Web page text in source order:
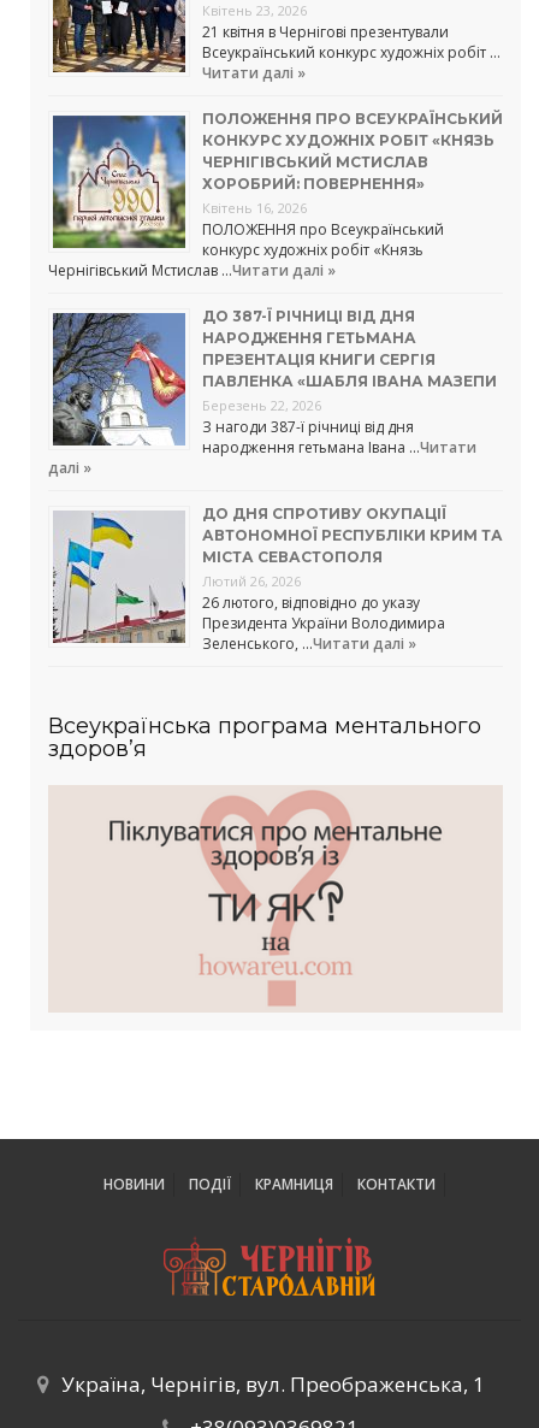
Квітень 23, 2026
21 квітня в Чернігові презентували
Всеукраїнський конкурс художніх робіт …
Читати далі »
ПОЛОЖЕННЯ ПРО ВСЕУКРАЇНСЬКИЙ
КОНКУРС ХУДОЖНІХ РОБІТ «КНЯЗЬ
ЧЕРНІГІВСЬКИЙ МСТИСЛАВ
ХОРОБРИЙ: ПОВЕРНЕННЯ»
Квітень 16, 2026
ПОЛОЖЕННЯ про Всеукраїнський
конкурс художніх робіт «Князь
Чернігівський Мстислав …Читати далі »
ДО 387-Ї РІЧНИЦІ ВІД ДНЯ
НАРОДЖЕННЯ ГЕТЬМАНА
ПРЕЗЕНТАЦІЯ КНИГИ СЕРГІЯ
ПАВЛЕНКА «ШАБЛЯ ІВАНА МАЗЕПИ
Березень 22, 2026
З нагоди 387-ї річниці від дня
народження гетьмана Івана …Читати
далі »
ДО ДНЯ СПРОТИВУ ОКУПАЦІЇ
АВТОНОМНОЇ РЕСПУБЛІКИ КРИМ ТА
МІСТА СЕВАСТОПОЛЯ
Лютий 26, 2026
26 лютого, відповідно до указу
Президента України Володимира
Зеленського, …Читати далі »
Всеукраїнська програма ментального
здоров’я
НОВИНИ ПОДІЇ КРАМНИЦЯ КОНТАКТИ
Україна, Чернігів, вул. Преображенська, 1